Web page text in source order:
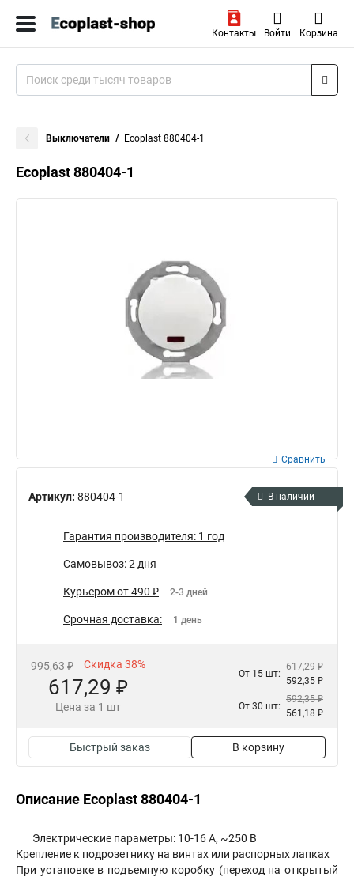
Контакты Войти Корзина
Выключатели Ecoplast 880404-1
Ecoplast 880404-1
Артикул: 880404-1
Сравнить
В наличии
Гарантия производителя: 1 год
Самовывоз: 2 дня
Курьером от 490 ₽ 2-3 дней
Срочная доставка: 1 день
995,63 ₽ Скидка 38%
617,29 ₽
Цена за 1 шт
От 15 шт:
617,29 ₽
592,35 ₽
От 30 шт:
592,35 ₽
561,18 ₽
Быстрый заказ В корзину
Описание Ecoplast 880404-1
Электрические параметры: 10-16 А, ~250 В
Крепление к подрозетнику на винтах или распорных лапках
При установке в подъемную коробку (переход на открытый